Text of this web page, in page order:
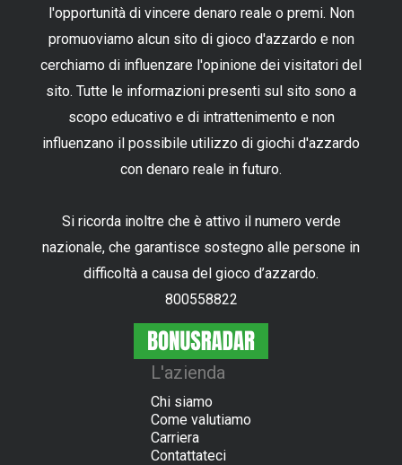
l'opportunità di vincere denaro reale o premi. Non
promuoviamo alcun sito di gioco d'azzardo e non
cerchiamo di influenzare l'opinione dei visitatori del
sito. Tutte le informazioni presenti sul sito sono a
scopo educativo e di intrattenimento e non
influenzano il possibile utilizzo di giochi d'azzardo
con denaro reale in futuro.
Si ricorda inoltre che è attivo il numero verde
nazionale, che garantisce sostegno alle persone in
difficoltà a causa del gioco d’azzardo.
800558822
L'azienda
Chi siamo
Come valutiamo
Carriera
Contattateci